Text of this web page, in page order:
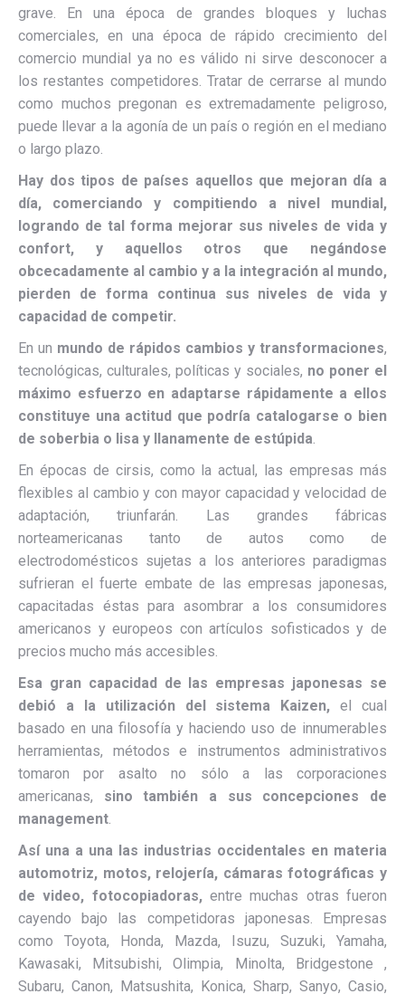
grave. En una época de grandes bloques y luchas
comerciales, en una época de rápido crecimiento del
comercio mundial ya no es válido ni sirve desconocer a
los restantes competidores. Tratar de cerrarse al mundo
como muchos pregonan es extremadamente peligroso,
puede llevar a la agonía de un país o región en el mediano
o largo plazo.
Hay dos tipos de países aquellos que mejoran día a
día, comerciando y compitiendo a nivel mundial,
logrando de tal forma mejorar sus niveles de vida y
confort, y aquellos otros que negándose
obcecadamente al cambio y a la integración al mundo,
pierden de forma continua sus niveles de vida y
capacidad de competir.
En un mundo de rápidos cambios y transformaciones,
tecnológicas, culturales, políticas y sociales, no poner el
máximo esfuerzo en adaptarse rápidamente a ellos
constituye una actitud que podría catalogarse o bien
de soberbia o lisa y llanamente de estúpida.
En épocas de cirsis, como la actual, las empresas más
flexibles al cambio y con mayor capacidad y velocidad de
adaptación, triunfarán. Las grandes fábricas
norteamericanas tanto de autos como de
electrodomésticos sujetas a los anteriores paradigmas
sufrieran el fuerte embate de las empresas japonesas,
capacitadas éstas para asombrar a los consumidores
americanos y europeos con artículos sofisticados y de
precios mucho más accesibles.
Esa gran capacidad de las empresas japonesas se
debió a la utilización del sistema Kaizen, el cual
basado en una filosofía y haciendo uso de innumerables
herramientas, métodos e instrumentos administrativos
tomaron por asalto no sólo a las corporaciones
americanas, sino también a sus concepciones de
management.
Así una a una las industrias occidentales en materia
automotriz, motos, relojería, cámaras fotográficas y
de video, fotocopiadoras,entre muchas otras fueron
cayendo bajo las competidoras japonesas. Empresas
como Toyota, Honda, Mazda, Isuzu, Suzuki, Yamaha,
Kawasaki, Mitsubishi, Olimpia, Minolta, Bridgestone ,
Subaru, Canon, Matsushita, Konica, Sharp, Sanyo, Casio,